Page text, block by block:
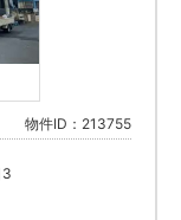
物件ID：213755
3